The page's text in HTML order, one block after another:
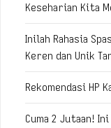
Keseharian Kita
Inilah Rahasia
Keren dan Unik
Rekomendasi HP
Cuma 2 Jutaan!